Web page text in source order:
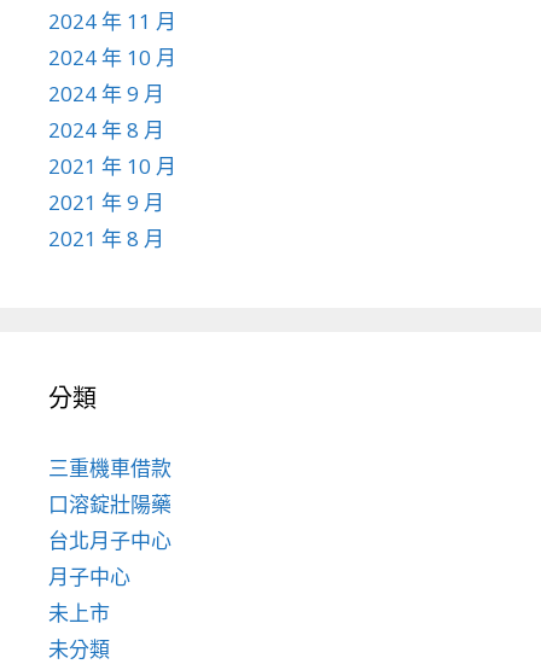
2024 年 11 月
2024 年 10 月
2024 年 9 月
2024 年 8 月
2021 年 10 月
2021 年 9 月
2021 年 8 月
分類
三重機車借款
口溶錠壯陽藥
台北月子中心
月子中心
未上市
未分類